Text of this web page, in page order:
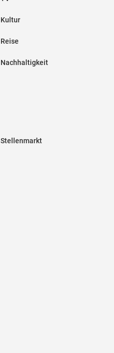
Kultur
Reise
Nachhaltigkeit
Stellenmarkt